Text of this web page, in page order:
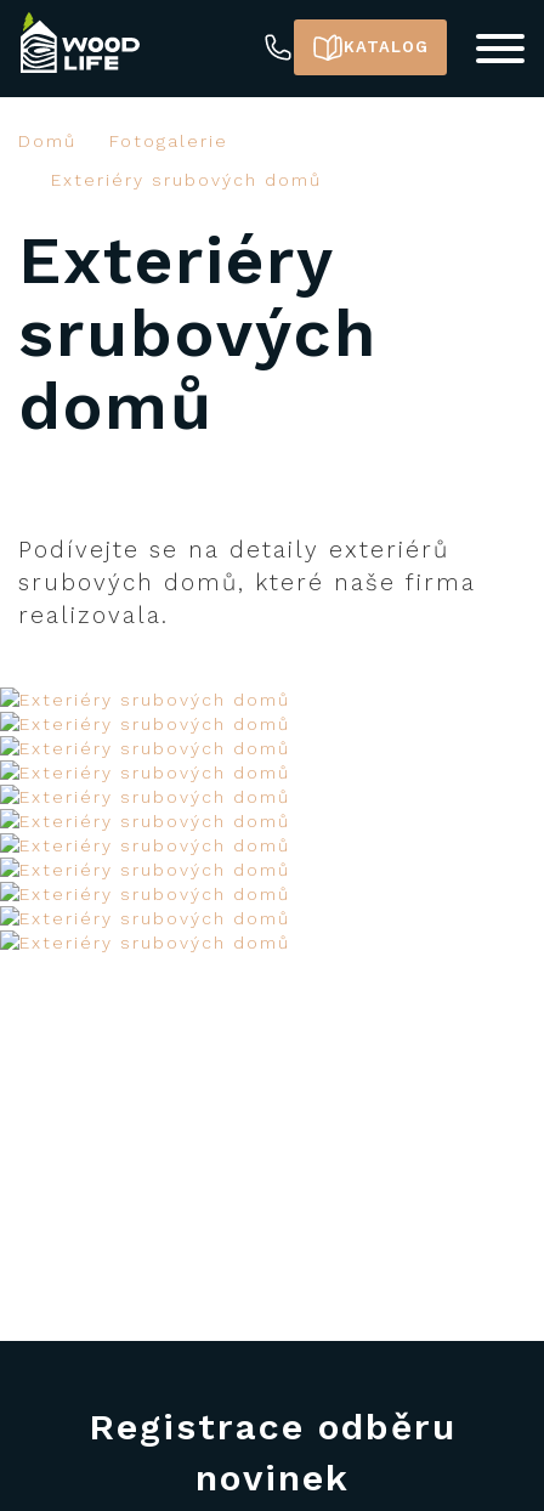
KATALOG
Domů
Fotogalerie
Exteriéry srubových domů
Exteriéry
srubových
domů
Podívejte se na detaily exteriérů
srubových domů, které naše firma
realizovala.
Registrace odběru
novinek